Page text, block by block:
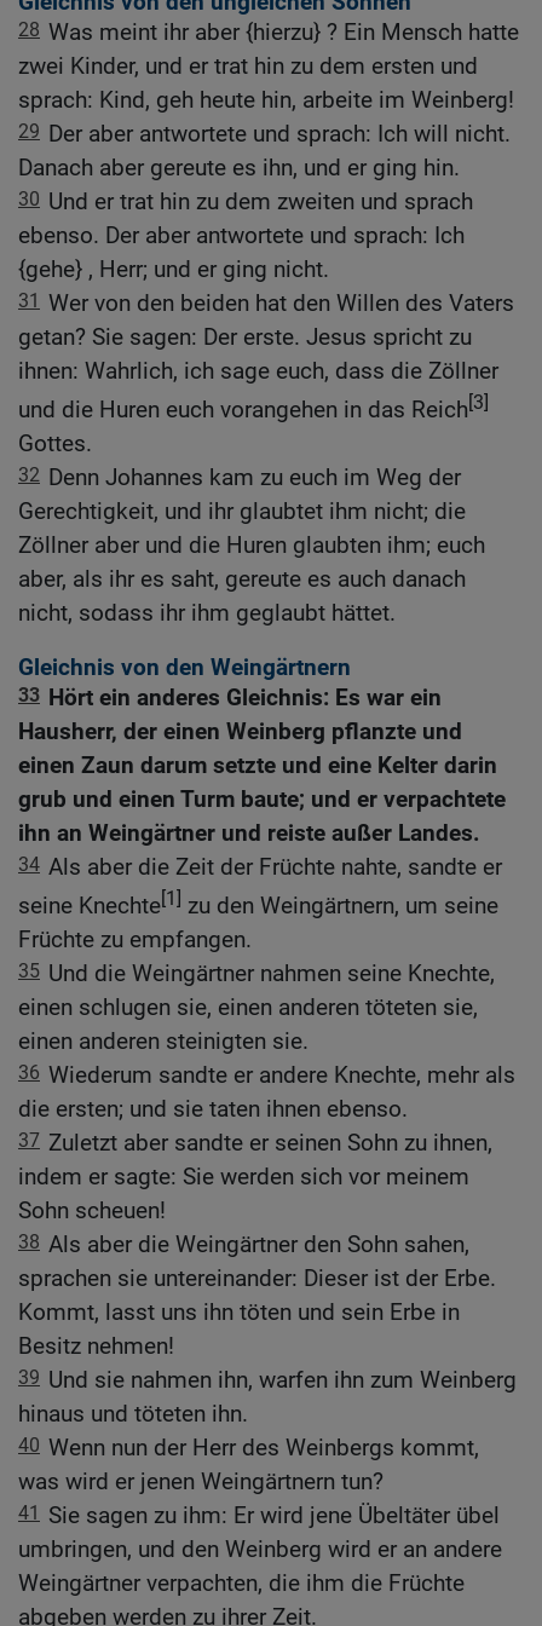
28 Was meint ihr aber {hierzu} ? Ein Mensch hatte
zwei Kinder, und er trat hin zu dem ersten und
sprach: Kind, geh heute hin, arbeite im Weinberg!
29 Der aber antwortete und sprach: Ich will nicht.
Danach aber gereute es ihn, und er ging hin.
30 Und er trat hin zu dem zweiten und sprach
ebenso. Der aber antwortete und sprach: Ich
{gehe} , Herr; und er ging nicht.
31 Wer von den beiden hat den Willen des Vaters
getan? Sie sagen: Der erste. Jesus spricht zu
ihnen: Wahrlich, ich sage euch, dass die Zöllner
und die Huren euch vorangehen in das Reich[3]
Gottes.
32 Denn Johannes kam zu euch im Weg der
Gerechtigkeit, und ihr glaubtet ihm nicht; die
Zöllner aber und die Huren glaubten ihm; euch
aber, als ihr es saht, gereute es auch danach
nicht, sodass ihr ihm geglaubt hättet.
Gleichnis von den Weingärtnern
33 Hört ein anderes Gleichnis: Es war ein
Hausherr, der einen Weinberg pflanzte und
einen Zaun darum setzte und eine Kelter darin
grub und einen Turm baute; und er verpachtete
ihn an Weingärtner und reiste außer Landes.
34 Als aber die Zeit der Früchte nahte, sandte er
seine Knechte[1] zu den Weingärtnern, um seine
Früchte zu empfangen.
35 Und die Weingärtner nahmen seine Knechte,
einen schlugen sie, einen anderen töteten sie,
einen anderen steinigten sie.
36 Wiederum sandte er andere Knechte, mehr als
die ersten; und sie taten ihnen ebenso.
37 Zuletzt aber sandte er seinen Sohn zu ihnen,
indem er sagte: Sie werden sich vor meinem
Sohn scheuen!
38 Als aber die Weingärtner den Sohn sahen,
sprachen sie untereinander: Dieser ist der Erbe.
Kommt, lasst uns ihn töten und sein Erbe in
Besitz nehmen!
39 Und sie nahmen ihn, warfen ihn zum Weinberg
hinaus und töteten ihn.
40 Wenn nun der Herr des Weinbergs kommt,
was wird er jenen Weingärtnern tun?
41
Sie sagen zu ihm: Er wird jene Übeltäter übel
umbringen, und den Weinberg wird er an andere
Weingärtner verpachten, die ihm die Früchte
abgeben werden zu ihrer Zeit.